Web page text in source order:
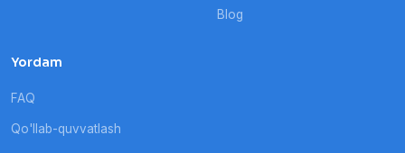
Blog
Yordam
FAQ
Qo'llab-quvvatlash